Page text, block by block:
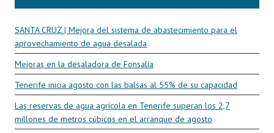
SANTA CRUZ | Mejora del sistema de abastecimiento para el
aprovechamiento de agua desalada
Mejoras en la desaladora de Fonsalía
Tenerife inicia agosto con las balsas al 55% de su capacidad
Las reservas de agua agrícola en Tenerife superan los 2,7
millones de metros cúbicos en el arranque de agosto